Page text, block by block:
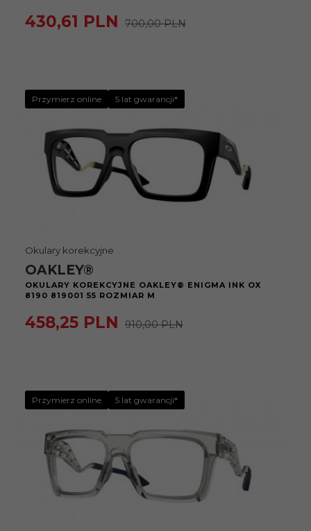
430,61 PLN 700,00 PLN
Przymierz online 5 lat gwarancji*
Okulary korekcyjne
OAKLEY®
OKULARY KOREKCYJNE OAKLEY® ENIGMA INK OX
8190 819001 55 ROZMIAR M
458,25 PLN 910,00 PLN
Przymierz online 5 lat gwarancji*